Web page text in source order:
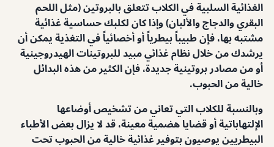
الغذائية السلبية في الكلاب تتعلق بالبروتين (مثل اللحم
البقري والدجاج والألبان) وإذا كان لكلبك حساسية غذائية
مشتبه بها، فإن طبيباً بيطرياً أو أخصائياً في التغذية يمكن أن
يرشدك من خلال نظام غذائي مبيد للبروتينات الهيدروجينية
أو من مصادر بروتينية جديدة، فإن الكثير من هذه البدائل
خالية من الحبوب.
وبالنسبة للكلاب التي تعاني من تشخيص أوضاعها
الإلتهاباتية أو قضايا هضمية معينة، قد لا يزال بعض الأطباء
البيطريين يوصيون بتوفير غذائية خالية من الحبوب تحت